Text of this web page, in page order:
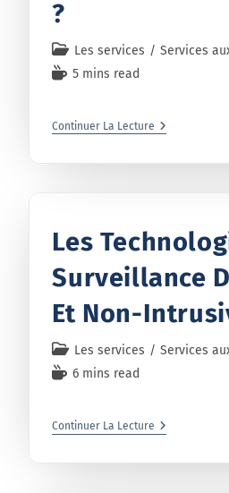
?
Les services / Services
5 mins read
Continuer La Lecture
Les
Surveillance
Et Non-
Les services / Services
6 mins read
Continuer La Lecture